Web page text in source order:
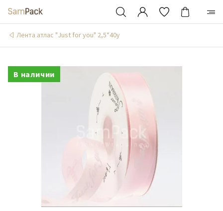
Лента атлас "Just for you" 2,5*40y
В наличии